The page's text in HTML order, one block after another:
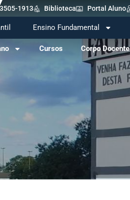
3505-1913 Biblioteca Portal Aluno
Ensino Fundamental
Cursos Corpo Docente